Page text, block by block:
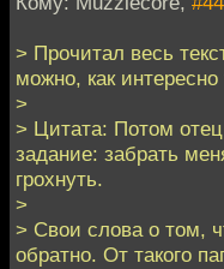
> Прочитал весь
можно, как
>
> Цитата: Потом
задание: забрать
грохнуть.
>
> Свои слова о том,
обратно. От такого